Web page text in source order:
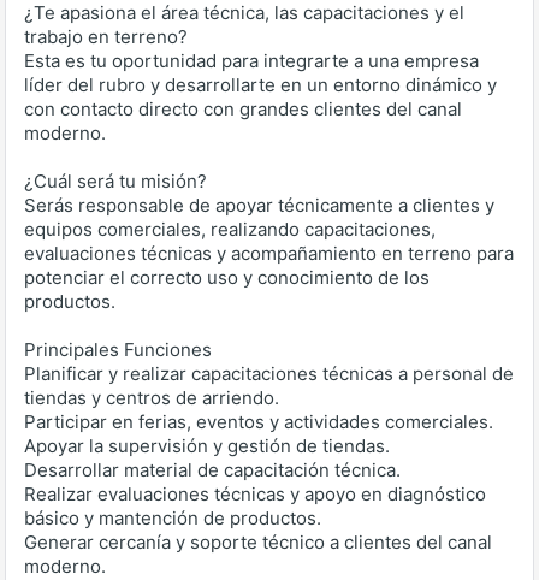
¿Te apasiona el área técnica, las capacitaciones y el
trabajo en terreno?
Esta es tu oportunidad para integrarte a una empresa
líder del rubro y desarrollarte en un entorno dinámico y
con contacto directo con grandes clientes del canal
moderno.
¿Cuál será tu misión?
Serás responsable de apoyar técnicamente a clientes y
equipos comerciales, realizando capacitaciones,
evaluaciones técnicas y acompañamiento en terreno para
potenciar el correcto uso y conocimiento de los
productos.
Principales Funciones
Planificar y realizar capacitaciones técnicas a personal de
tiendas y centros de arriendo.
Participar en ferias, eventos y actividades comerciales.
Apoyar la supervisión y gestión de tiendas.
Desarrollar material de capacitación técnica.
Realizar evaluaciones técnicas y apoyo en diagnóstico
básico y mantención de productos.
Generar cercanía y soporte técnico a clientes del canal
moderno.